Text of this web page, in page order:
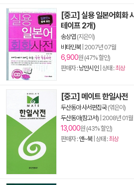
[중고] 실용 일본어회화
테이프 2개)
송상엽 (지은이)
비타민북| 2007년 07월
6,900원 (47% 할인)
판매자 :낭만시인 | 상태 :최상
[중고] 메이트 한일사전
두산동아 사서편집국(엮은이)
두산동아(참고서) 2008년 01월
13,000원 (43% 할인)
판매자 :앤~북| 상태 :최상